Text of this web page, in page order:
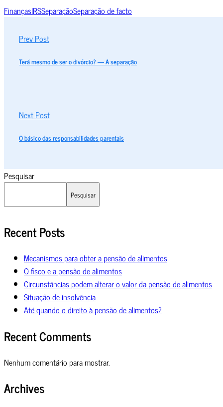
FinançasIRSSeparaçãoSeparação de facto
Prev Post
Terá mesmo de ser o divórcio? — A separação
Next Post
O básico das responsabilidades parentais
Pesquisar
Pesquisar
Recent Posts
Mecanismos para obter a pensão de alimentos
O fisco e a pensão de alimentos
Circunstâncias podem alterar o valor da pensão de alimentos
Situação de insolvência
Até quando o direito à pensão de alimentos?
Recent Comments
Nenhum comentário para mostrar.
Archives